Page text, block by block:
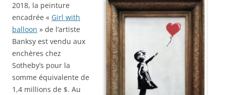
2018, la peinture
encadrée « Girl with
balloon » de l’artiste
Banksy est vendu aux
enchères chez
Sotheby’s pour la
somme équivalente de
1,4 millions de $. Au